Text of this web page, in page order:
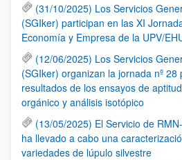
(31/10/2025) Los Servicios
(SGIker) participan en las XI
Economía y Empresa de la UPV/
(12/06/2025) Los Servicios
(SGIker) organizan la jornada nº
resultados de los ensayos de
orgánico y análisis isotópico
(13/05/2025) El Servicio de
ha llevado a cabo una
variedades de lúpulo silvestre